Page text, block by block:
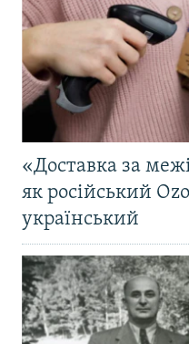
«Доставка за
як російський
український